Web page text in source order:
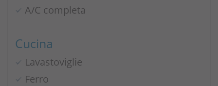
A/C completa
Cucina
Lavastoviglie
Ferro